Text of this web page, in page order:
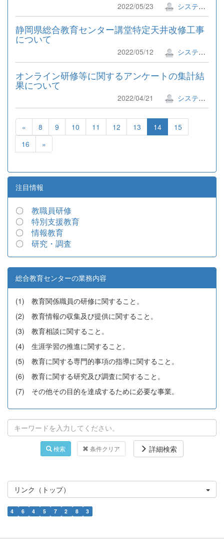
2022/05/23 システム管理者
静岡県総合教育センター講堂特定天井改修工事
について
2022/05/12 システム管理者
オンライン研修等に関するアンケートの集計結
果について
2022/04/21 システム管理者
« 8 9 10 11 12 13 14
15
16
»
注目情報
〇 教職員研修
〇 特別支援教育
〇情報教育
〇 研究・調査
総合教育センターの業務内容
(1) 教育関係職員の研修に関すること。
(2) 教育情報の収集及び提供に関すること。
(3) 教育相談に関すること。
(4) 生涯学習の推進に関すること。
(5) 教育に関する専門的事項の指導に関すること。
(6) 教育に関する研究及び調査に関すること。
(7) その他その目的を達成するために必要な事業。
検索 条件クリア 詳細検索
リンク（トップ）
4 6 4 5 7 2 8 3